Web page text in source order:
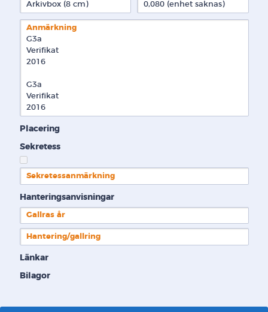
Arkivbox (8 cm)
0,080 (enhet saknas)
Anmärkning
G3a
Verifikat
2016
G3a
Verifikat
2016
Placering
Sekretess
Sekretessanmärkning
Hanteringsanvisningar
Gallras år
Hantering/gallring
Länkar
Bilagor